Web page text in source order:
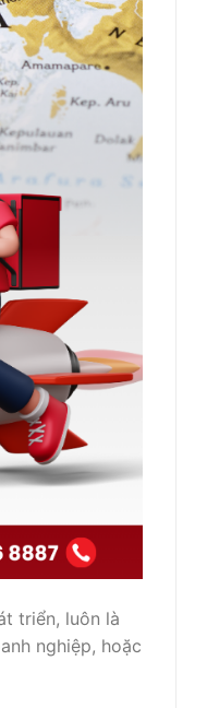
triển, luôn là
nghiệp, hoặc